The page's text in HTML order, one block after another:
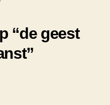
“de geest